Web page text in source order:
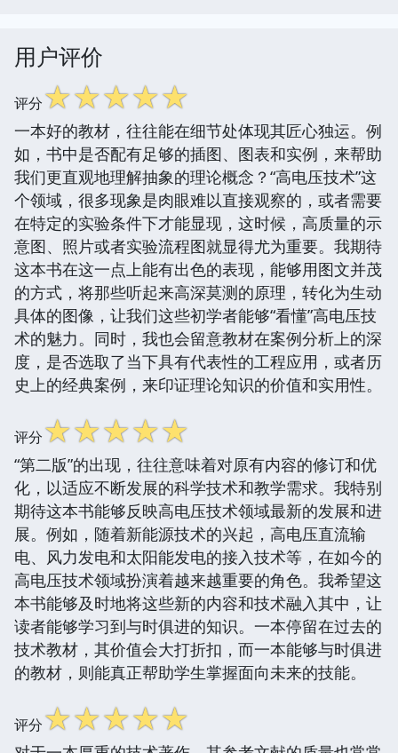
用户评价
评分☆☆☆☆☆
一本好的教材，往往能在细节处体现其匠心独运。例
如，书中是否配有足够的插图、图表和实例，来帮助
我们更直观地理解抽象的理论概念？“高电压技术”这
个领域，很多现象是肉眼难以直接观察的，或者需要
在特定的实验条件下才能显现，这时候，高质量的示
意图、照片或者实验流程图就显得尤为重要。我期待
这本书在这一点上能有出色的表现，能够用图文并茂
的方式，将那些听起来高深莫测的原理，转化为生动
具体的图像，让我们这些初学者能够“看懂”高电压技
术的魅力。同时，我也会留意教材在案例分析上的深
度，是否选取了当下具有代表性的工程应用，或者历
史上的经典案例，来印证理论知识的价值和实用性。
评分☆☆☆☆☆
“第二版”的出现，往往意味着对原有内容的修订和优
化，以适应不断发展的科学技术和教学需求。我特别
期待这本书能够反映高电压技术领域最新的发展和进
展。例如，随着新能源技术的兴起，高电压直流输
电、风力发电和太阳能发电的接入技术等，在如今的
高电压技术领域扮演着越来越重要的角色。我希望这
本书能够及时地将这些新的内容和技术融入其中，让
读者能够学习到与时俱进的知识。一本停留在过去的
技术教材，其价值会大打折扣，而一本能够与时俱进
的教材，则能真正帮助学生掌握面向未来的技能。
评分☆☆☆☆☆